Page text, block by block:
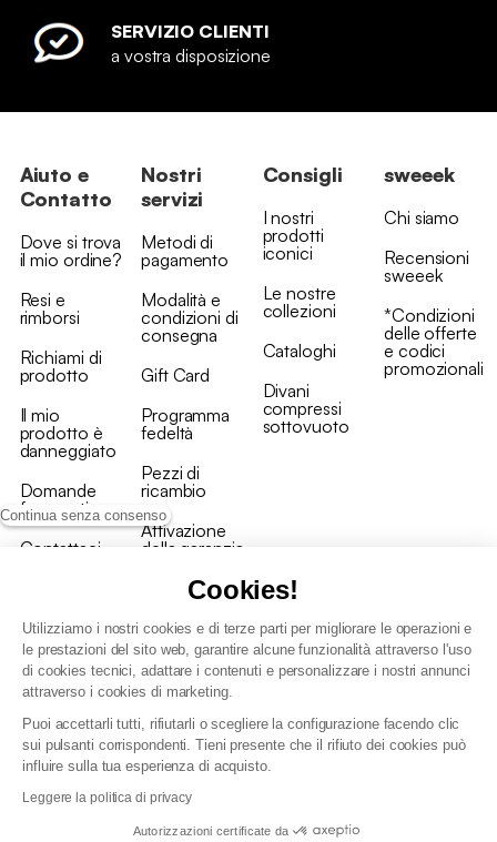
Continua senza consenso
Cookies!
Utilizziamo i nostri cookies e di terze parti per migliorare le operazioni e
le prestazioni del sito web, garantire alcune funzionalità attraverso l'uso
di cookies tecnici, adattare i contenuti e personalizzare i nostri annunci
attraverso i cookies di marketing.
Puoi accettarli tutti, rifiutarli o scegliere la configurazione facendo clic
sui pulsanti corrispondenti. Tieni presente che il rifiuto dei cookies può
influire sulla tua esperienza di acquisto.
Leggere la politica di privacy
Autorizzazioni certificate da
SERVIZIO CLIENTI
a vostra disposizione
Aiuto e
Contatto
Dove si trova
il mio ordine?
Resi e
rimborsi
Richiami di
prodotto
Il mio
prodotto è
danneggiato
Domande
frequenti
Contattaci
Nostri
servizi
Metodi di
pagamento
Modalità e
condizioni di
consegna
Gift Card
Programma
fedeltà
Pezzi di
ricambio
Attivazione
della garanzia
Consigli
I nostri
prodotti
iconici
Le nostre
collezioni
Cataloghi
Divani
compressi
sottovuoto
sweeek
Chi siamo
Recensioni
sweeek
*Condizioni
delle offerte
e codici
promozionali
Condizioni generali vendita
Politica di gestione dei dati personali e dei cookie
Condizioni generali di vendita per clienti professionali
Dichiarazione di accessibilità